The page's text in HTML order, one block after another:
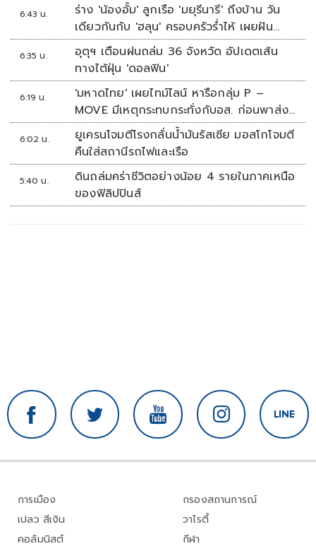
6:43 น.
ร่าง 'น้องอั้ม' ลูกเรือ 'มยุรีนารี' ถึงบ้าน วัน
เดียวกันกับ 'ฮลุน' ครอบครัวร่ำไห้ เผยฝัน
อยากเป็นทหารเรือ
6:35 น.
อุตุฯ เตือนฝนถล่ม 36 จังหวัด อัปเดตเส้น
ทางไต้ฝุ่น 'ดอลฟิน'
6:19 น.
'มหาดไทย' เผยไทม์ไลน์ หารือกลุ่ม P –
MOVE มีเหตุกระทบกระทั่งกับอส. ก่อนพาส่ง
ขึ้นรถกลับ
6:02 น.
ยูเครนโจมตีโรงกลั่นน้ำมันรัสเซีย มอสโกโจมตี
คืนใส่สถานีรถไฟและเรือ
5:40 น.
ดินถล่มคร่าชีวิตอย่างน้อย 4 รายในภาคเหนือ
ของฟิลิปปินส์
การเมือง
เปลว สีเงิน
คอลัมนิสต์
กรองสถานการณ์
วาไรตี้
กีฬา